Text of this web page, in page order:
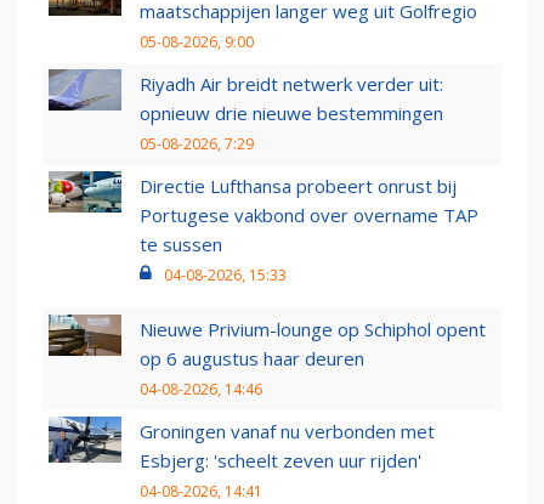
maatschappijen langer weg uit Golfregio
05-08-2026, 9:00
Riyadh Air breidt netwerk verder uit:
opnieuw drie nieuwe bestemmingen
05-08-2026, 7:29
Directie Lufthansa probeert onrust bij
Portugese vakbond over overname TAP
te sussen
04-08-2026, 15:33
Nieuwe Privium-lounge op Schiphol opent
op 6 augustus haar deuren
04-08-2026, 14:46
Groningen vanaf nu verbonden met
Esbjerg: 'scheelt zeven uur rijden'
04-08-2026, 14:41